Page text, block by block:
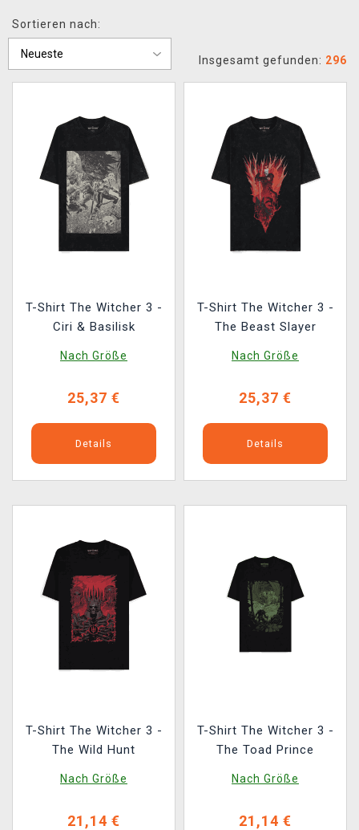
XZONE CLUB
Sortieren nach:
Insgesamt gefunden: 296
T-Shirt The Witcher 3 -
Ciri & Basilisk
Nach Größe
25,37 €
Details
T-Shirt The Witcher 3 -
The Beast Slayer
Nach Größe
25,37 €
Details
T-Shirt The Witcher 3 -
The Wild Hunt
Nach Größe
21,14 €
T-Shirt The Witcher 3 -
The Toad Prince
Nach Größe
21,14 €